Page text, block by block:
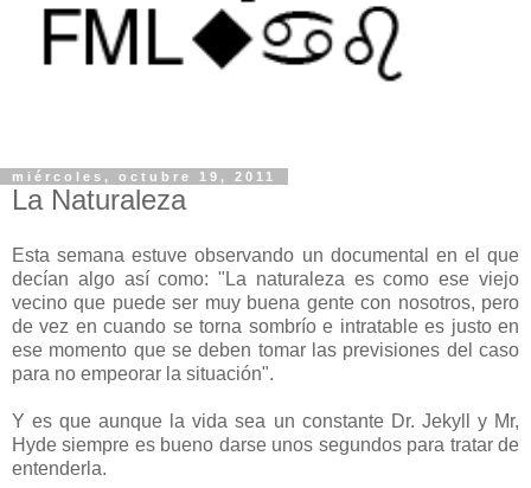
miércoles, octubre 19, 2011
La Naturaleza
Esta semana estuve observando un documental en el que
decían algo así como: "La naturaleza es como ese viejo
vecino que puede ser muy buena gente con nosotros, pero
de vez en cuando se torna sombrío e intratable es justo en
ese momento que se deben tomar las previsiones del caso
para no empeorar la situación".
Y es que aunque la vida sea un constante Dr. Jekyll y Mr,
Hyde siempre es bueno darse unos segundos para tratar de
entenderla.